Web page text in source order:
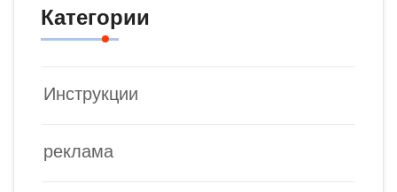
Категории
Инструкции
реклама